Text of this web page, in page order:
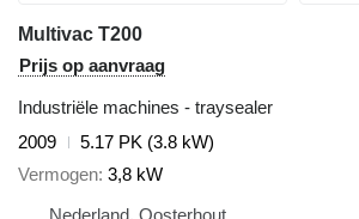
Multivac T200
Prijs op aanvraag
Industriële machines - traysealer
2009
5.17 PK (3.8 kW)
Vermogen 3,8 kW
Nederland, Oosterhout